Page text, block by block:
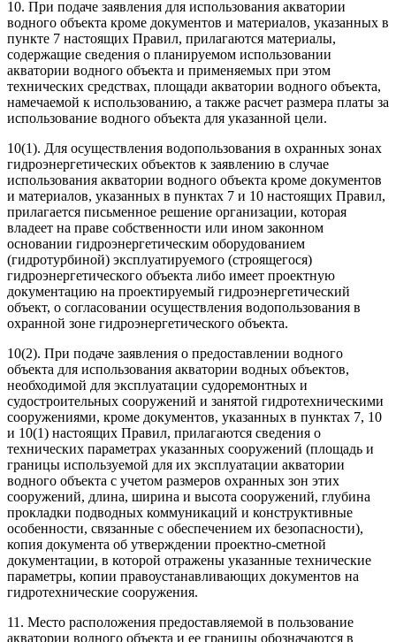
10. При подаче заявления для использования акватории
водного объекта кроме документов и материалов, указанных в
пункте 7 настоящих Правил, прилагаются материалы,
содержащие сведения о планируемом использовании
акватории водного объекта и применяемых при этом
технических средствах, площади акватории водного объекта,
намечаемой к использованию, а также расчет размера платы за
использование водного объекта для указанной цели.
10(1). Для осуществления водопользования в охранных зонах
гидроэнергетических объектов к заявлению в случае
использования акватории водного объекта кроме документов
и материалов, указанных в пунктах 7 и 10 настоящих Правил,
прилагается письменное решение организации, которая
владеет на праве собственности или ином законном
основании гидроэнергетическим оборудованием
(гидротурбиной) эксплуатируемого (строящегося)
гидроэнергетического объекта либо имеет проектную
документацию на проектируемый гидроэнергетический
объект, о согласовании осуществления водопользования в
охранной зоне гидроэнергетического объекта.
10(2). При подаче заявления о предоставлении водного
объекта для использования акватории водных объектов,
необходимой для эксплуатации судоремонтных и
судостроительных сооружений и занятой гидротехническими
сооружениями, кроме документов, указанных в пунктах 7, 10
и 10(1) настоящих Правил, прилагаются сведения о
технических параметрах указанных сооружений (площадь и
границы используемой для их эксплуатации акватории
водного объекта с учетом размеров охранных зон этих
сооружений, длина, ширина и высота сооружений, глубина
прокладки подводных коммуникаций и конструктивные
особенности, связанные с обеспечением их безопасности),
копия документа об утверждении проектно-сметной
документации, в которой отражены указанные технические
параметры, копии правоустанавливающих документов на
гидротехнические сооружения.
11. Место расположения предоставляемой в пользование
акватории водного объекта и ее границы обозначаются в